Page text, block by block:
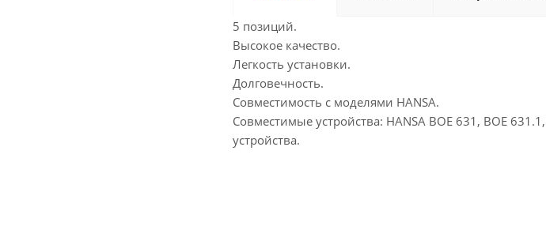
5 позиций.
Высокое качество.
Легкость установки.
Долговечность.
Совместимость с моделями HANSA.
Совместимые устройства: HANSA BOE 631, BOE
устройства.